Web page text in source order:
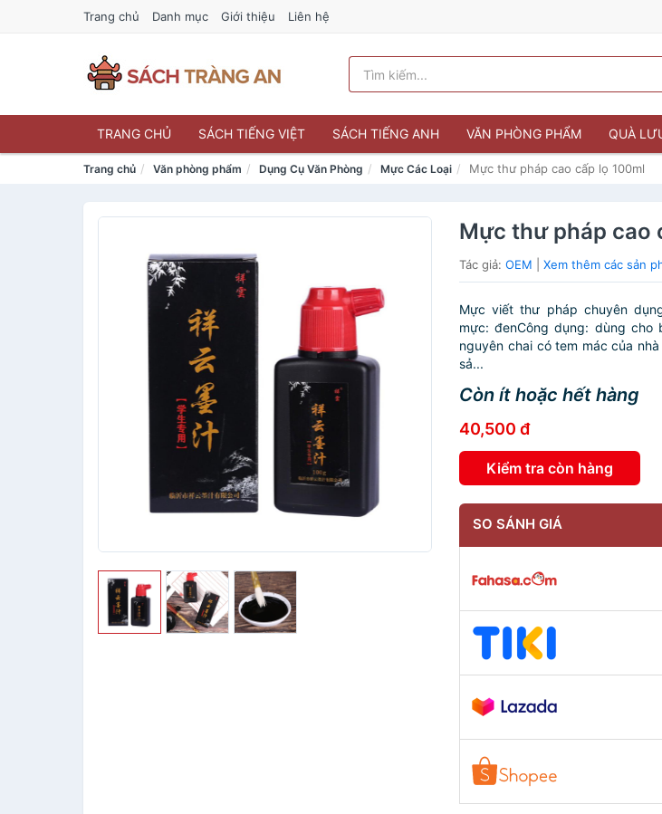
Trang chủ Danh mục Giới thiệu Liên hệ
TRANG CHỦ SÁCH TIẾNG VIỆT SÁCH TIẾNG ANH VĂN PHÒNG PHẨM QUÀ
Trang chủ Văn phòng phẩm Dụng Cụ Văn Phòng Mực Các Loại Mực thư pháp cao cấp lọ 100ml
Mực thư pháp cao
Tác giả:OEM |Xem thêm các sản
Mực viết thư pháp chuyên
mực: đenCông dụng: dùng
nguyên chai có tem mác của
sả...
Còn ít hoặc hết hàng
40,500 đ
Kiểm tra còn hàng
SO SÁNH GIÁ